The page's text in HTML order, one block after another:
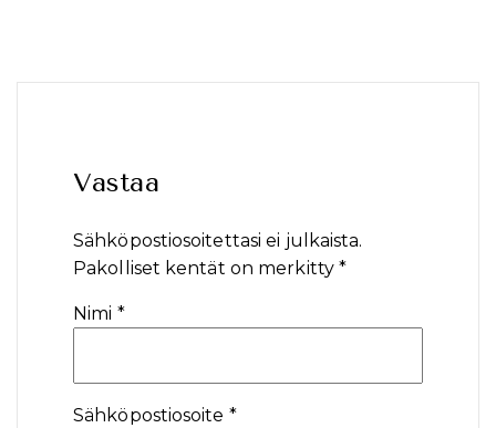
Vastaa
Sähköpostiosoitettasi ei julkaista.
Pakolliset kentät on merkitty*
Nimi *
Sähköpostiosoite *